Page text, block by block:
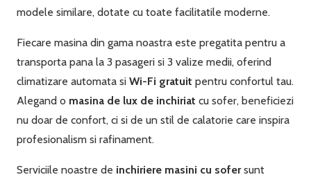
modele similare, dotate cu toate facilitatile moderne.
Fiecare masina din gama noastra este pregatita pentru a
transporta pana la 3 pasageri si 3 valize medii, oferind
climatizare automata si Wi-Fi gratuit pentru confortul tau.
Alegand o masina de lux de inchiriat cu sofer, beneficiezi
nu doar de confort, ci si de un stil de calatorie care inspira
profesionalism si rafinament.
Serviciile noastre de inchiriere masini cu sofersunt